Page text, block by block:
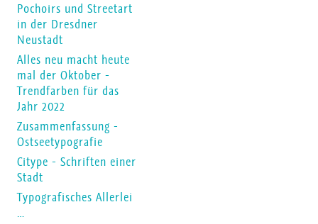
Pochoirs und Streetart
in der Dresdner
Neustadt
Alles neu macht heute
mal der Oktober -
Trendfarben für das
Jahr 2022
Zusammenfassung -
Ostseetypografie
Citype - Schriften einer
Stadt
Typografisches Allerlei
…